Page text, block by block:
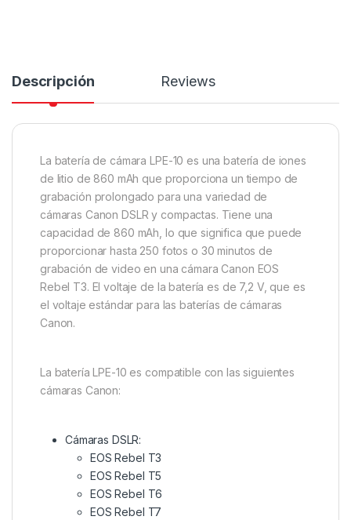
Descripción Reviews
La batería de cámara LPE-10 es una batería de iones
de litio de 860 mAh que proporciona un tiempo de
grabación prolongado para una variedad de
cámaras Canon DSLR y compactas. Tiene una
capacidad de 860 mAh, lo que significa que puede
proporcionar hasta 250 fotos o 30 minutos de
grabación de video en una cámara Canon EOS
Rebel T3. El voltaje de la batería es de 7,2 V, que es
el voltaje estándar para las baterías de cámaras
Canon.
La batería LPE-10 es compatible con las siguientes
cámaras Canon:
Cámaras DSLR:
EOS Rebel T3
EOS Rebel T5
EOS Rebel T6
EOS Rebel T7